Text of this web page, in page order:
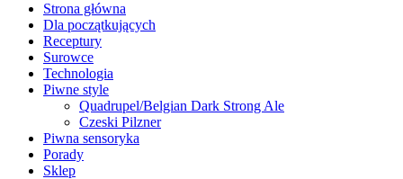
Strona główna
Dla początkujących
Receptury
Surowce
Technologia
Piwne style
Quadrupel/Belgian Dark Strong Ale
Czeski Pilzner
Piwna sensoryka
Porady
Sklep